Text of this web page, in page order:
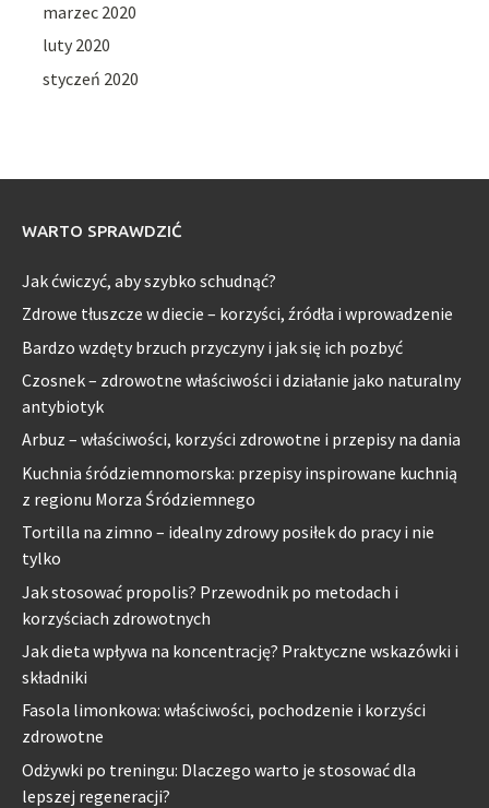
marzec 2020
luty 2020
styczeń 2020
WARTO SPRAWDZIĆ
Jak ćwiczyć, aby szybko schudnąć?
Zdrowe tłuszcze w diecie – korzyści, źródła i wprowadzenie
Bardzo wzdęty brzuch przyczyny i jak się ich pozbyć
Czosnek – zdrowotne właściwości i działanie jako naturalny
antybiotyk
Arbuz – właściwości, korzyści zdrowotne i przepisy na dania
Kuchnia śródziemnomorska: przepisy inspirowane kuchnią
z regionu Morza Śródziemnego
Tortilla na zimno – idealny zdrowy posiłek do pracy i nie
tylko
Jak stosować propolis? Przewodnik po metodach i
korzyściach zdrowotnych
Jak dieta wpływa na koncentrację? Praktyczne wskazówki i
składniki
Fasola limonkowa: właściwości, pochodzenie i korzyści
zdrowotne
Odżywki po treningu: Dlaczego warto je stosować dla
lepszej regeneracji?